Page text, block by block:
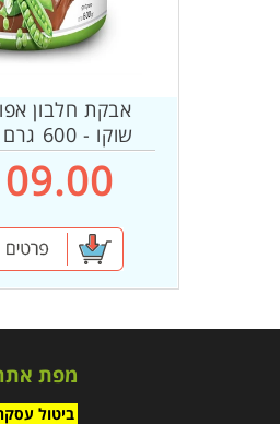
אבקת חלבון
שוקו - 600 גרם - נוטריקר
מחיר
רגיל
₪
מפת
ביטול